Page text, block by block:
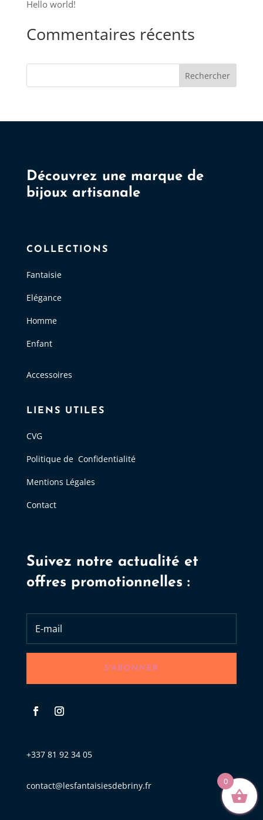
Hello world!
Commentaires récents
Rechercher
Découvrez une marque de
bijoux artisanale
COLLECTIONS
Fantaisie
Elégance
Homme
Enfant
Accessoires
LIENS UTILES
CVG
Politique de Confidentialité
Mentions Légales
Contact
Suivez notre actualité et
offres promotionnelles :
S'ABONNER
+337 81 92 34 05
contact@lesfantaisiesdebriny.fr 0